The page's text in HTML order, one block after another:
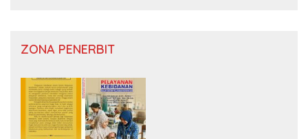
ZONA PENERBIT